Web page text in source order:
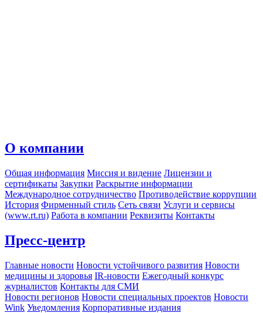
О компании
Общая информация Миссия и видение Лицензии и
сертификаты Закупки Раскрытие информации
Международное сотрудничество Противодействие коррупции
История Фирменный стиль Сеть связи Услуги и сервисы
(www.rt.ru) Работа в компании Реквизиты Контакты
Пресс-центр
Главные новости Новости устойчивого развития Новости
медицины и здоровья IR-новости Ежегодный конкурс
журналистов Контакты для СМИ
Новости регионов Новости специальных проектов Новости
Wink Уведомления Корпоративные издания